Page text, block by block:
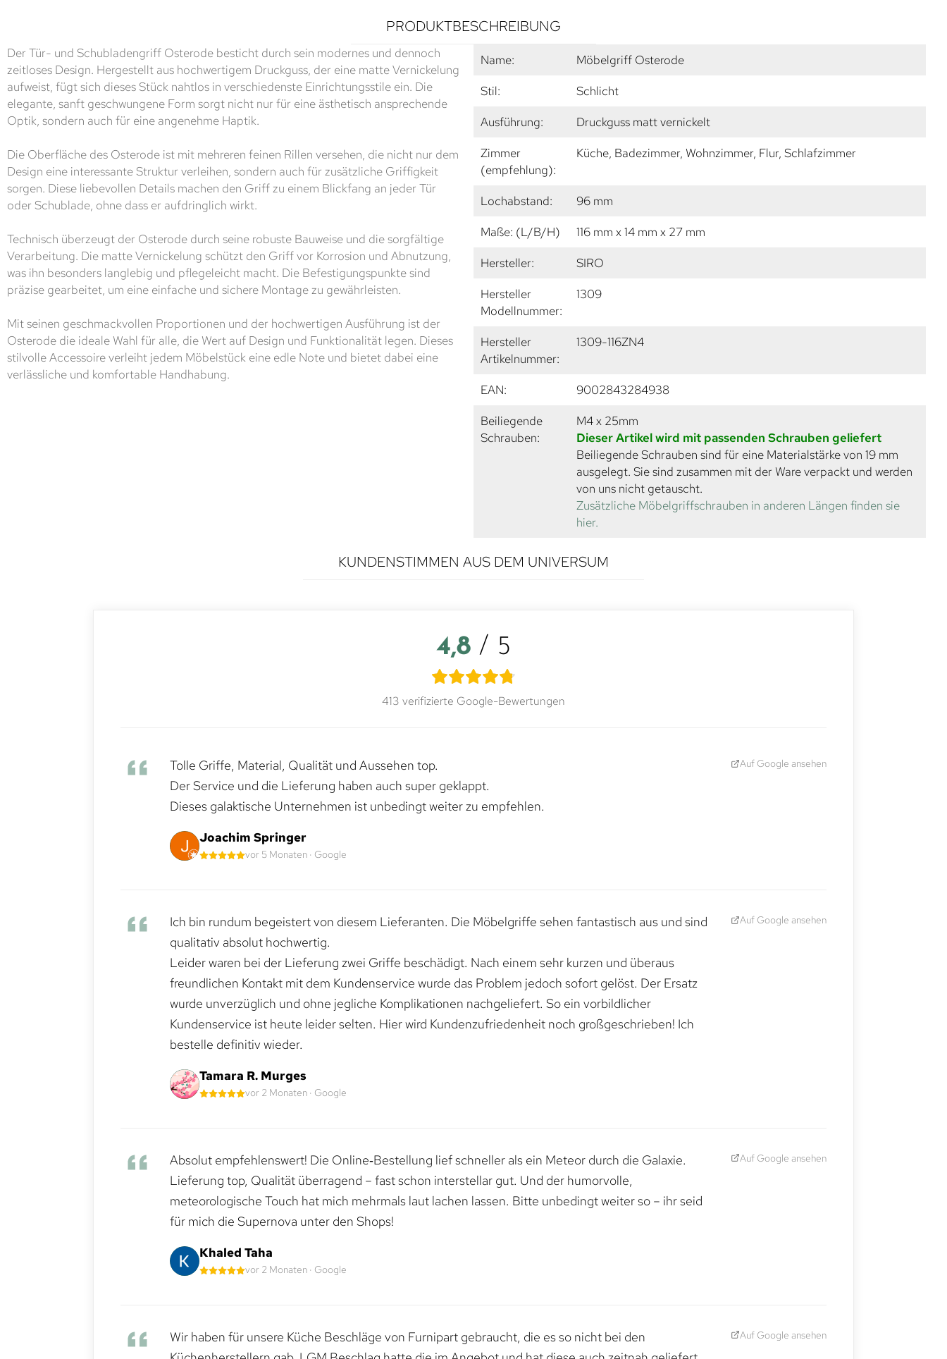
PRODUKTBESCHREIBUNG
Der Tür- und Schubladengriff Osterode besticht durch sein modernes und dennoch
zeitloses Design. Hergestellt aus hochwertigem Druckguss, der eine matte Vernickelung
aufweist, fügt sich dieses Stück nahtlos in verschiedenste Einrichtungsstile ein. Die
elegante, sanft geschwungene Form sorgt nicht nur für eine ästhetisch ansprechende
Optik, sondern auch für eine angenehme Haptik.
Die Oberfläche des Osterode ist mit mehreren feinen Rillen versehen, die nicht nur dem
Design eine interessante Struktur verleihen, sondern auch für zusätzliche Griffigkeit
sorgen. Diese liebevollen Details machen den Griff zu einem Blickfang an jeder Tür
oder Schublade, ohne dass er aufdringlich wirkt.
Technisch überzeugt der Osterode durch seine robuste Bauweise und die sorgfältige
Verarbeitung. Die matte Vernickelung schützt den Griff vor Korrosion und Abnutzung,
was ihn besonders langlebig und pflegeleicht macht. Die Befestigungspunkte sind
präzise gearbeitet, um eine einfache und sichere Montage zu gewährleisten.
Mit seinen geschmackvollen Proportionen und der hochwertigen Ausführung ist der
Osterode die ideale Wahl für alle, die Wert auf Design und Funktionalität legen. Dieses
stilvolle Accessoire verleiht jedem Möbelstück eine edle Note und bietet dabei eine
verlässliche und komfortable Handhabung.
Name:
Möbelgriff Osterode
Stil:
Schlicht
Ausführung:
Druckguss matt vernickelt
Zimmer
(empfehlung):
Küche, Badezimmer, Wohnzimmer, Flur, Schlafzimmer
Lochabstand:
96 mm
Maße: (L/B/H)
116 mm x 14 mm x 27 mm
Hersteller:
SIRO
Hersteller
Modellnummer:
1309
Hersteller
Artikelnummer:
1309-116ZN4
EAN:
9002843284938
Beiliegende
Schrauben:
M4 x 25mm
Dieser Artikel wird mit passenden Schrauben geliefert
Beiliegende Schrauben sind für eine Materialstärke von 19 mm
ausgelegt. Sie sind zusammen mit der Ware verpackt und werden
von uns nicht getauscht.
Zusätzliche Möbelgriffschrauben in anderen Längen finden sie
hier.
KUNDENSTIMMEN AUS DEM UNIVERSUM
4,8 / 5
413 verifizierte Google-Bewertungen
Tolle Griffe, Material, Qualität und Aussehen top.
Der Service und die Lieferung haben auch super geklappt.
Dieses galaktische Unternehmen ist unbedingt weiter zu empfehlen.
Joachim Springer
vor 5 Monaten · Google
Auf Google ansehen
Ich bin rundum begeistert von diesem Lieferanten. Die Möbelgriffe sehen fantastisch aus und sind
qualitativ absolut hochwertig.
Leider waren bei der Lieferung zwei Griffe beschädigt. Nach einem sehr kurzen und überaus
freundlichen Kontakt mit dem Kundenservice wurde das Problem jedoch sofort gelöst. Der Ersatz
wurde unverzüglich und ohne jegliche Komplikationen nachgeliefert. So ein vorbildlicher
Kundenservice ist heute leider selten. Hier wird Kundenzufriedenheit noch großgeschrieben! Ich
bestelle definitiv wieder.
Tamara R. Murges
vor 2 Monaten · Google
Auf Google ansehen
Absolut empfehlenswert! Die Online‑Bestellung lief schneller als ein Meteor durch die Galaxie.
Lieferung top, Qualität überragend – fast schon interstellar gut. Und der humorvolle,
meteorologische Touch hat mich mehrmals laut lachen lassen. Bitte unbedingt weiter so – ihr seid
für mich die Supernova unter den Shops!
Khaled Taha
vor 2 Monaten · Google
Auf Google ansehen
Wir haben für unsere Küche Beschläge von Furnipart gebraucht, die es so nicht bei den
Auf Google ansehen